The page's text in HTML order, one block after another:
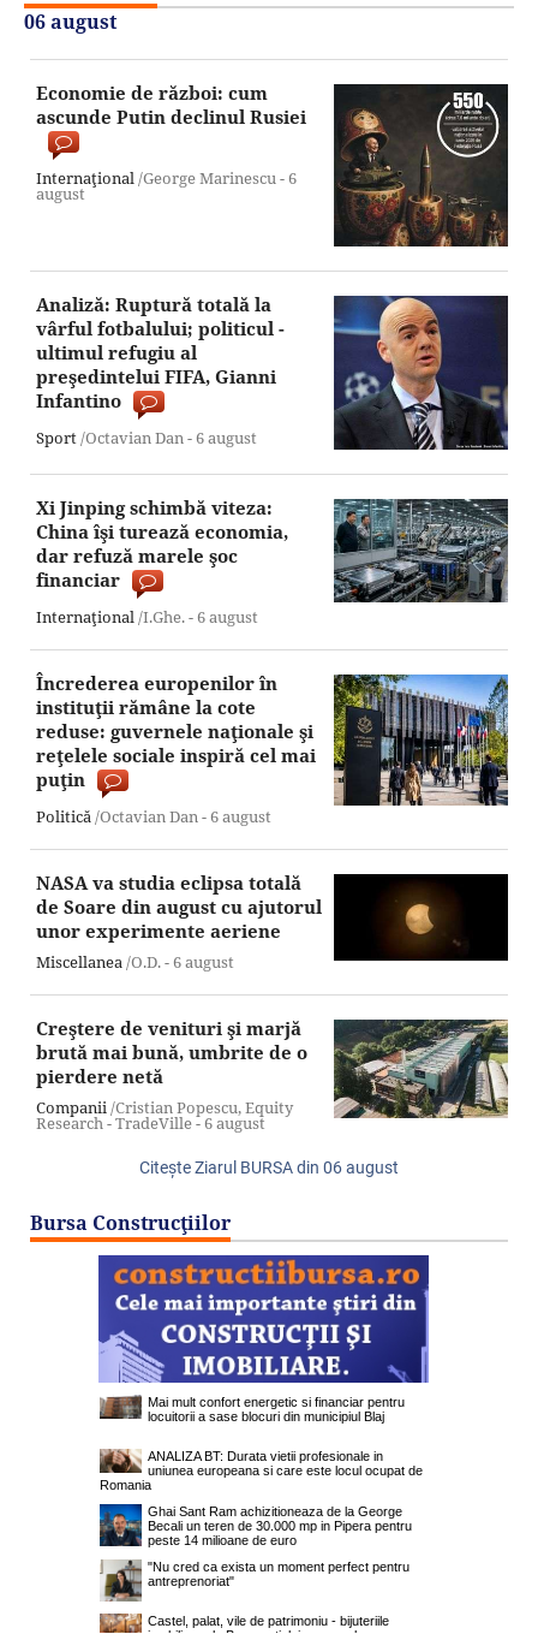
06 august
Economie de război: cum
ascunde Putin declinul Rusiei
Internaţional/George Marinescu -6
august
Analiză: Ruptură totală la
vârful fotbalului; politicul -
ultimul refugiu al
preşedintelui FIFA, Gianni
Infantino
Sport/Octavian Dan -6 august
Xi Jinping schimbă viteza:
China îşi turează economia,
dar refuză marele şoc
financiar
Internaţional/I.Ghe. -6 august
Încrederea europenilor în
instituţii rămâne la cote
reduse: guvernele naţionale şi
reţelele sociale inspiră cel mai
puţin
Politică/Octavian Dan -6 august
NASA va studia eclipsa totală
de Soare din august cu ajutorul
unor experimente aeriene
Miscellanea/O.D. -6 august
Creştere de venituri şi marjă
brută mai bună, umbrite de o
pierdere netă
Companii/Cristian Popescu, Equity
Research - TradeVille -6 august
Citeşte Ziarul BURSA din 06 august
Bursa Construcţiilor